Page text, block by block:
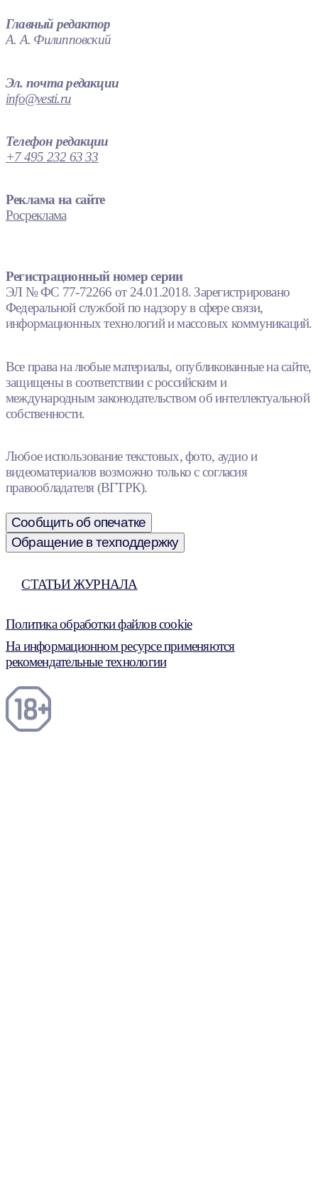
Главный редактор
А. А. Филипповский
Эл. почта редакции
info@vesti.ru
Телефон редакции
+7 495 232 63 33
Реклама на сайте
Росреклама
Регистрационный номер серии
ЭЛ № ФС 77-72266 от 24.01.2018. Зарегистрировано
Федеральной службой по надзору в сфере связи,
информационных технологий и массовых коммуникаций.
Все права на любые материалы, опубликованные на сайте,
защищены в соответствии с российским и
международным законодательством об интеллектуальной
собственности.
Любое использование текстовых, фото, аудио и
видеоматериалов возможно только с согласия
правообладателя (ВГТРК).
Сообщить об опечатке
Обращение в техподдержку
СТАТЬИ ЖУРНАЛА
Политика обработки файлов cookie
На информационном ресурсе применяются
рекомендательные технологии